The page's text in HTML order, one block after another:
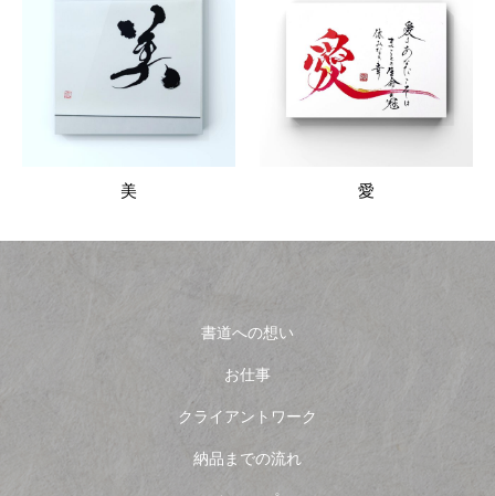
美 愛
書道への想い
お仕事
クライアントワーク
納品までの流れ